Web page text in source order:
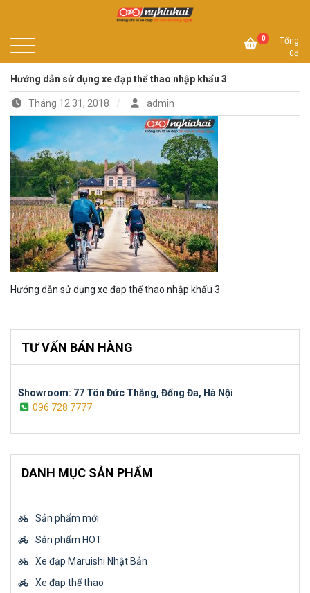
Xe đạp Nhật Nghĩa Hải 0
Tổng
0₫
Hướng dẫn sử dụng xe đạp thể thao nhập khẩu 3
Tháng 12 31, 2018 admin
Hướng dẫn sử dụng xe đạp thể thao nhập khẩu 3
TƯ VẤN BÁN HÀNG
Showroom: 77 Tôn Đức Thắng, Đống Đa, Hà Nội
096 728 7777
DANH MỤC SẢN PHẨM
Sản phẩm mới
Sản phẩm HOT
Xe đạp Maruishi Nhật Bản
Xe đạp thể thao